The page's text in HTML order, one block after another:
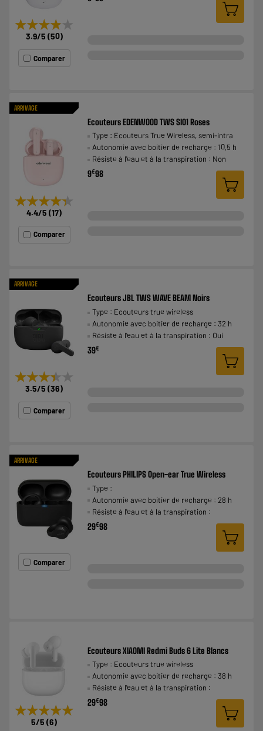
★★★★★
★★★★★
3.9/5 (50)
Comparer
ARRIVAGE
★★★★★
★★★★★
4.4/5 (17)
Comparer
Ecouteurs EDENWOOD TWS SI01 Roses
Type : Ecouteurs True Wireless, semi-intra
Autonomie avec boitier de recharge : 10,5 h
Résiste à l'eau et à la transpiration : Non
9€98
ARRIVAGE
★★★★★
★★★★★
3.5/5 (36)
Comparer
Ecouteurs JBL TWS WAVE BEAM Noirs
Type : Ecouteurs true wireless
Autonomie avec boitier de recharge : 32 h
Résiste à l'eau et à la transpiration : Oui
39€
ARRIVAGE
Comparer
Ecouteurs PHILIPS Open-ear True Wireless
Type :
Autonomie avec boitier de recharge : 28 h
Résiste à l'eau et à la transpiration :
29€98
★★★★★
★★★★★
5/5 (6)
Ecouteurs XIAOMI Redmi Buds 6 Lite Blancs
Type : Ecouteurs true wireless
Autonomie avec boitier de recharge : 38 h
Résiste à l'eau et à la transpiration :
29€98